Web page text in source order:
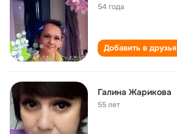
54 года
Добавить в друзья
Галина Жарикова
55 лет